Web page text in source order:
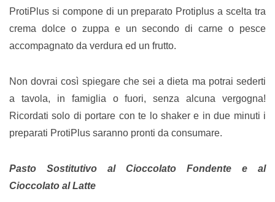
ProtiPlus si compone di un preparato Protiplus a scelta tra
crema dolce o zuppa e un secondo di carne o pesce
accompagnato da verdura ed un frutto.
Non dovrai così spiegare che sei a dieta ma potrai sederti
a tavola, in famiglia o fuori, senza alcuna vergogna!
Ricordati solo di portare con te lo shaker e in due minuti i
preparati ProtiPlus saranno pronti da consumare.
Pasto Sostitutivo al Cioccolato Fondente e al
Cioccolato al Latte